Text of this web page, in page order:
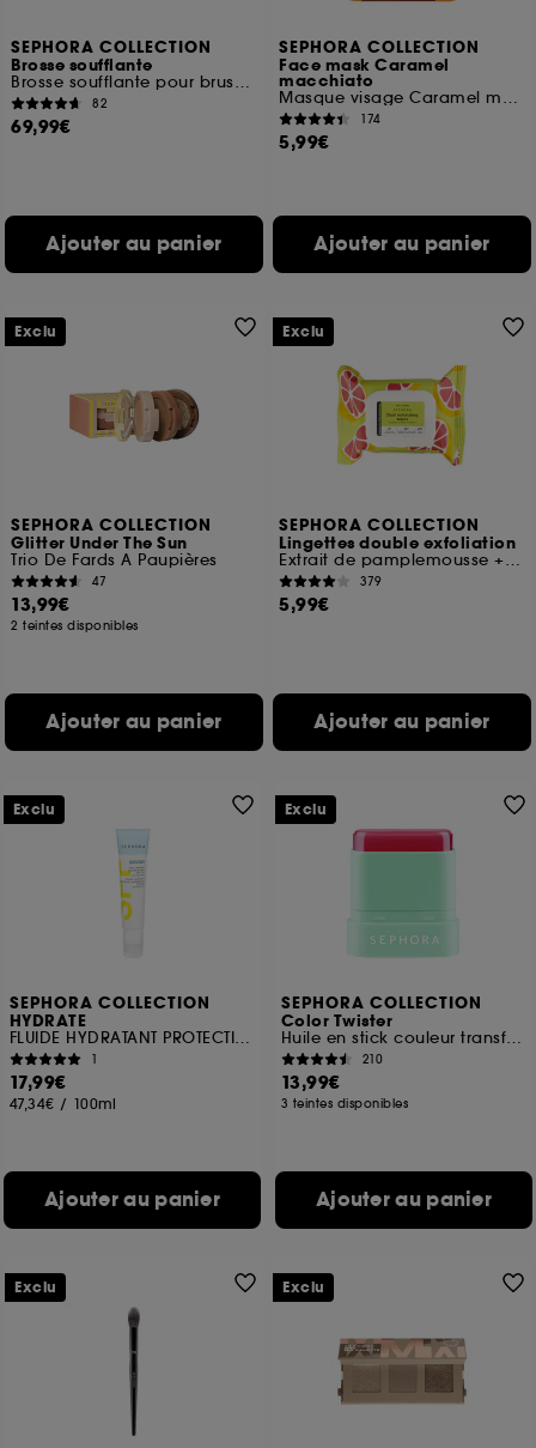
SEPHORA COLLECTION
Brosse soufflante
Brosse soufflante pour brushing effet volume
82
69,99€
Ajouter au panier
SEPHORA COLLECTION
Face mask Caramel
macchiato
Masque visage Caramel macchiato
174
5,99€
Ajouter au panier
SEPHORA COLLECTION
Glitter Under The Sun
Trio De Fards A Paupières
47
13,99€
2 teintes disponibles
Ajouter au panier
Exclu
SEPHORA COLLECTION
Lingettes double exfoliation
Extrait de pamplemousse + Acides de fruits
379
5,99€
Ajouter au panier
Exclu
SEPHORA COLLECTION
HYDRATE
FLUIDE HYDRATANT PROTECTION QUOTIDIENNE SPF 30
1
17,99€
47,34€ / 100ml
Ajouter au panier
Exclu
SEPHORA COLLECTION
Color Twister
Huile en stick couleur transformative
210
13,99€
3 teintes disponibles
Ajouter au panier
Exclu
Exclu Exclu